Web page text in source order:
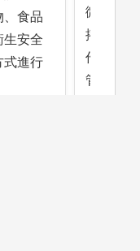
、食品
生安全
式進行
微生物
搭配實
作驗證
管理、